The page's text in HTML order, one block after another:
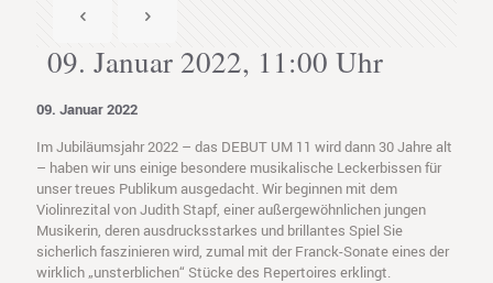
09. Januar 2022, 11:00 Uhr
09. Januar 2022
Im Jubiläumsjahr 2022 – das DEBUT UM 11 wird dann 30 Jahre alt
– haben wir uns einige besondere musikalische Leckerbissen für
unser treues Publikum ausgedacht. Wir beginnen mit dem
Violinrezital von Judith Stapf, einer außergewöhnlichen jungen
Musikerin, deren ausdrucksstarkes und brillantes Spiel Sie
sicherlich faszinieren wird, zumal mit der Franck-Sonate eines der
wirklich „unsterblichen“ Stücke des Repertoires erklingt.